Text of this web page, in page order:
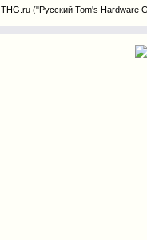
THG.ru ("Русский Tom's Hardware